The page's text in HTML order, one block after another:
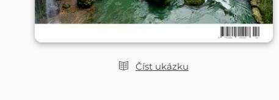
Číst ukázku